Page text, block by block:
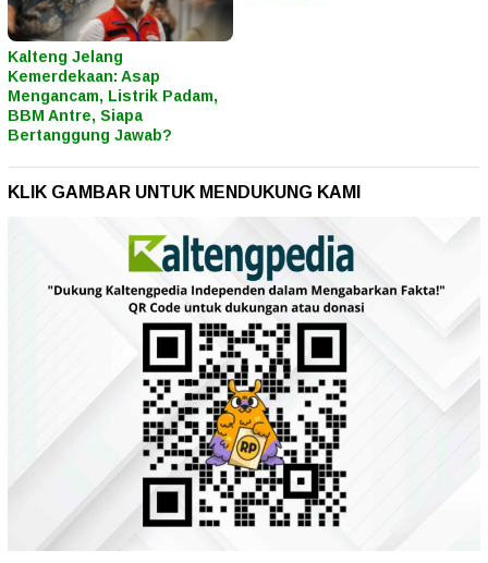
Kalteng Jelang
Kemerdekaan: Asap
Mengancam, Listrik Padam,
BBM Antre, Siapa
Bertanggung Jawab?
KLIK GAMBAR UNTUK MENDUKUNG KAMI